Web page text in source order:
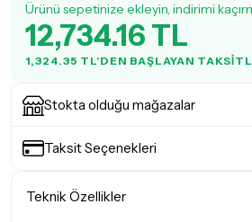
Ürünü sepetinize ekleyin, indirimi
12,734.16 TL
1,324.35 TL'DEN BAŞLAYAN
Stokta olduğu mağazalar
Taksit Seçenekleri
Teknik Özellikler